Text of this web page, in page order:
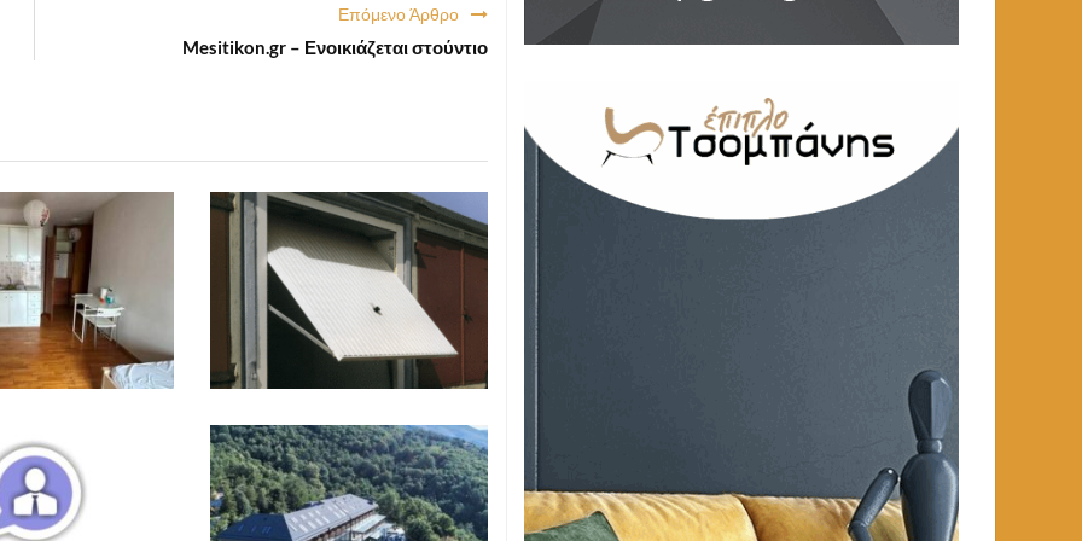
Επόμενο Άρθρο
Mesitikon.gr – Ενοικιάζεται στούντιο
ΑΓΓΕΛΙΕΣ ΑΓΓΕΛΙΕΣ,ΕΝΟΙΚΙΑΣΕΙΣ ΑΓΓΕΛΙΕΣ,ΕΝΟΙΚΙΑΣΕΙΣ
10:40
ΑΓΓΕΛΙΕΣ ΑΓΓΕΛΙΕΣ,ΕΡΓΑΣΙΑ